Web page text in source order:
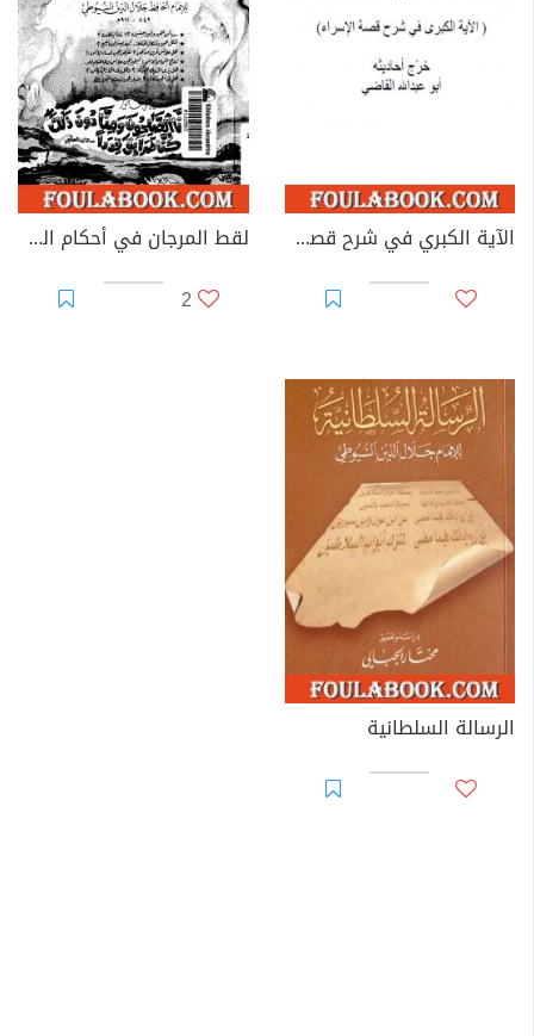
الآية الكبري في شرح قصة الاسراء
لقط المرجان في أحكام الجان
2
الرسالة السلطانية